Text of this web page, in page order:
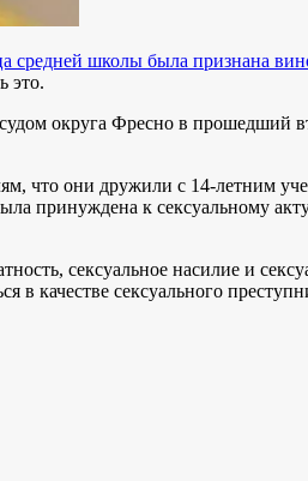
средней школы была признана
это.
округа Фресно в прошедший
что они дружили с 14-летним
принуждена к сексуальному
сексуальное насилие и
качестве сексуального